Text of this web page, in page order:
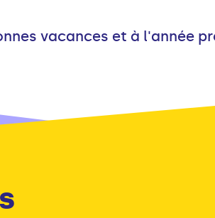
vacances et à l'année